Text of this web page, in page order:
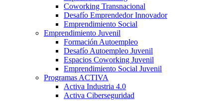
Coworking Transnacional
Desafío Emprendedor Innovador
Emprendimiento Social
Emprendimiento Juvenil
Formación Autoempleo
Desafío Autoempleo Juvenil
Espacios Coworking Juvenil
Emprendimiento Social Juvenil
Programas ACTIVA
Activa Industria 4.0
Activa Ciberseguridad